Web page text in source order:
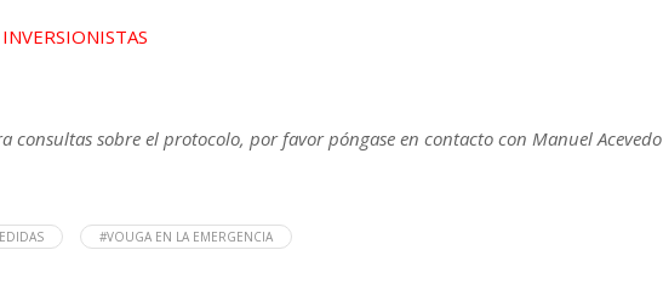
consultas sobre el protocolo, por favor póngase en contacto con Manuel Acevedo
#VOUGA EN LA EMERGENCIA